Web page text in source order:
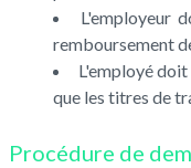
L'employeur
remboursement
L'employé
que les titres de
Procédure de